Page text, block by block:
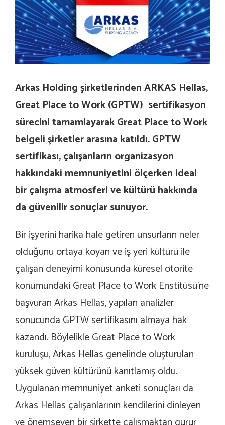
Arkas Holding şirketlerinden ARKAS Hellas,
Great Place to Work (GPTW) sertifikasyon
sürecini tamamlayarak Great Place to Work
belgeli şirketler arasına katıldı. GPTW
sertifikası, çalışanların organizasyon
hakkındaki memnuniyetini ölçerken ideal
bir çalışma atmosferi ve kültürü hakkında
da güvenilir sonuçlar sunuyor.
Bir işyerini harika hale getiren unsurların neler
olduğunu ortaya koyan ve iş yeri kültürü ile
çalışan deneyimi konusunda küresel otorite
konumundaki Great Place to Work Enstitüsü’ne
başvuran Arkas Hellas, yapılan analizler
sonucunda GPTW sertifikasını almaya hak
kazandı. Böylelikle Great Place to Work
kuruluşu, Arkas Hellas genelinde oluşturulan
yüksek güven kültürünü kanıtlamış oldu.
Uygulanan memnuniyet anketi sonuçları da
Arkas Hellas çalışanlarının kendilerini dinleyen